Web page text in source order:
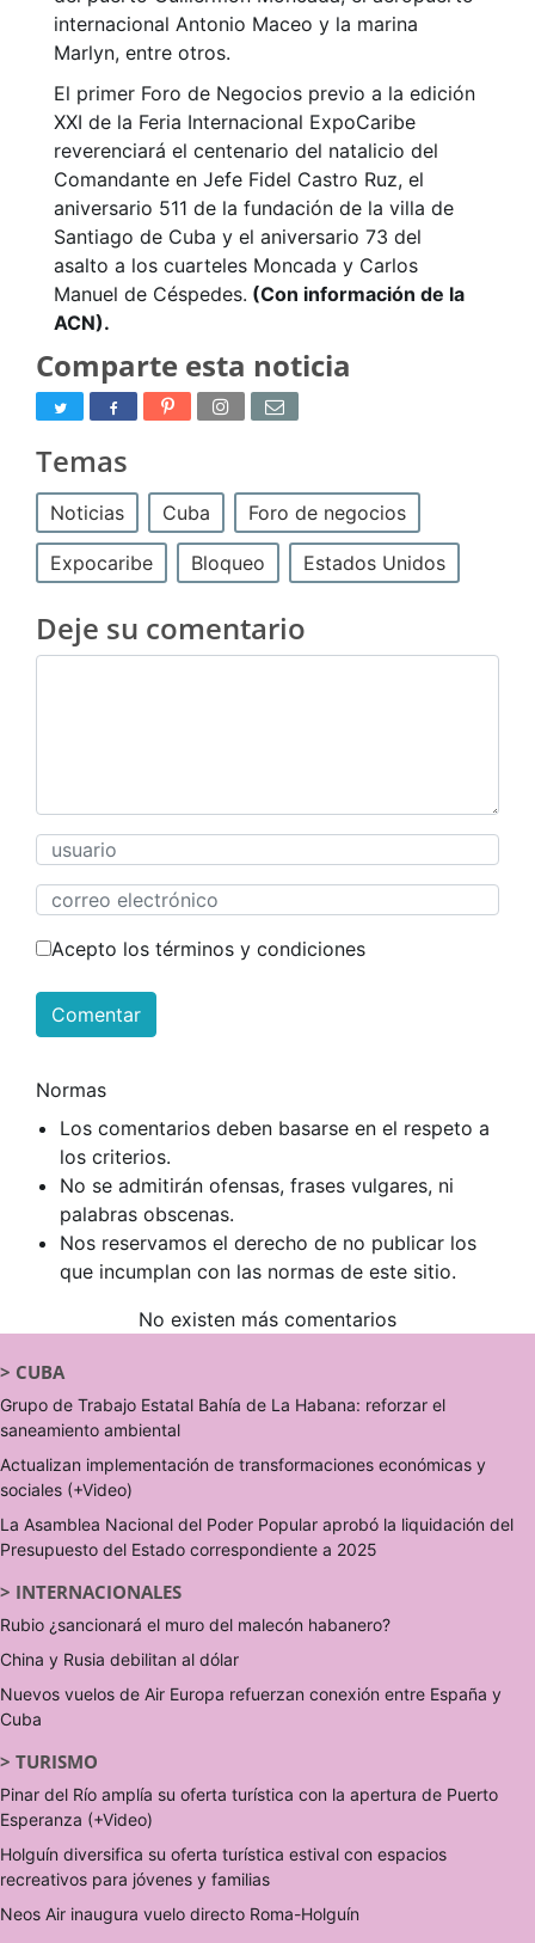
internacional Antonio Maceo y la marina
Marlyn, entre otros.
El primer Foro de Negocios previo a la edición
XXI de la Feria Internacional ExpoCaribe
reverenciará el centenario del natalicio del
Comandante en Jefe Fidel Castro Ruz, el
aniversario 511 de la fundación de la villa de
Santiago de Cuba y el aniversario 73 del
asalto a los cuarteles Moncada y Carlos
Manuel de Céspedes. (Con información de la
ACN).
Comparte esta noticia
Temas
Noticias Cuba Foro de negocios
Expocaribe Bloqueo Estados Unidos
Deje su comentario
Acepto los términos y condiciones
Comentar
Normas
Los comentarios deben basarse en el respeto a
los criterios.
No se admitirán ofensas, frases vulgares, ni
palabras obscenas.
Nos reservamos el derecho de no publicar los
que incumplan con las normas de este sitio.
No existen más comentarios
> CUBA
Grupo de Trabajo Estatal Bahía de La Habana: reforzar el
saneamiento ambiental
Actualizan implementación de transformaciones económicas y
sociales (+Video)
La Asamblea Nacional del Poder Popular aprobó la liquidación del
Presupuesto del Estado correspondiente a 2025
> INTERNACIONALES
Rubio ¿sancionará el muro del malecón habanero?
China y Rusia debilitan al dólar
Nuevos vuelos de Air Europa refuerzan conexión entre España y
Cuba
> TURISMO
Pinar del Río amplía su oferta turística con la apertura de Puerto
Esperanza (+Video)
Holguín diversifica su oferta turística estival con espacios
recreativos para jóvenes y familias
Neos Air inaugura vuelo directo Roma-Holguín